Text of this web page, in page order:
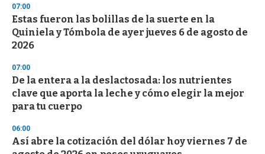
07:00
Estas fueron las bolillas de la suerte en la
Quiniela y Tómbola de ayer jueves 6 de agosto de
2026
07:00
De la entera a la deslactosada: los nutrientes
clave que aporta la leche y cómo elegir la mejor
para tu cuerpo
06:00
Así abre la cotización del dólar hoy viernes 7 de